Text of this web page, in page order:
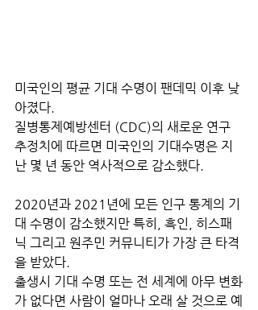
미국인의 평균 기대 수명이 팬데믹 이후 낮
아졌다.
질병통제예방센터 (CDC)의 새로운 연구
추정치에 따르면 미국인의 기대수명은 지
난 몇 년 동안 역사적으로 감소했다.
2020년과 2021년에 모든 인구 통계의 기
대 수명이 감소했지만 특히, 흑인, 히스패
닉 그리고 원주민 커뮤니티가 가장 큰 타격
을 받았다.
출생시 기대 수명 또는 전 세계에 아무 변화
가 없다면 사람이 얼마나 오래 살 것으로 예